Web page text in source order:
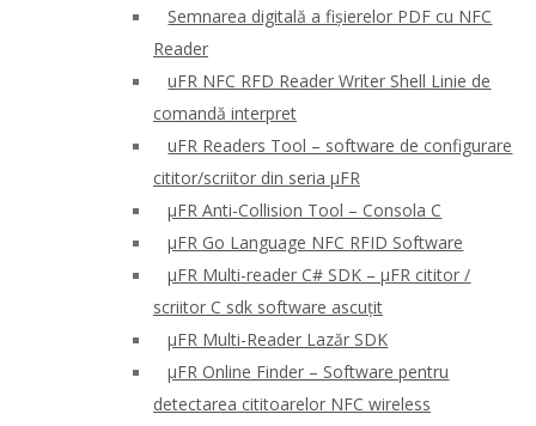
Semnarea digitală a fișierelor PDF cu NFC
Reader
uFR NFC RFD Reader Writer Shell Linie de
comandă interpret
uFR Readers Tool – software de configurare
cititor/scriitor din seria μFR
μFR Anti-Collision Tool – Consola C
μFR Go Language NFC RFID Software
μFR Multi-reader C# SDK – μFR cititor /
scriitor C sdk software ascuțit
μFR Multi-Reader Lazăr SDK
μFR Online Finder – Software pentru
detectarea cititoarelor NFC wireless